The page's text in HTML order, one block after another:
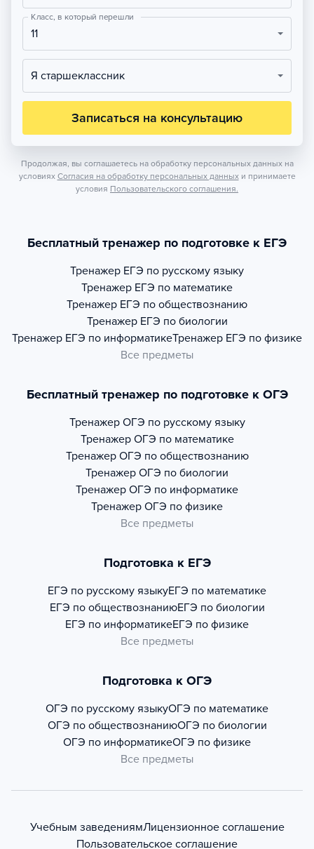
Класс, в который перешли
11
Я старшеклассник
Записаться на консультацию
Продолжая, вы соглашаетесь на обработку персональных данных на
условиях Согласия на обработку персональных данных и принимаете
условия Пользовательского соглашения.
Бесплатный тренажер по подготовке к ЕГЭ
Тренажер ЕГЭ по русскому языку
Тренажер ЕГЭ по математике
Тренажер ЕГЭ по обществознанию
Тренажер ЕГЭ по биологии
Тренажер ЕГЭ по информатикеТренажер ЕГЭ по физике
Все предметы
Бесплатный тренажер по подготовке к ОГЭ
Тренажер ОГЭ по русскому языку
Тренажер ОГЭ по математике
Тренажер ОГЭ по обществознанию
Тренажер ОГЭ по биологии
Тренажер ОГЭ по информатике
Тренажер ОГЭ по физике
Все предметы
Подготовка к ЕГЭ
ЕГЭ по русскому языкуЕГЭ по математике
ЕГЭ по обществознаниюЕГЭ по биологии
ЕГЭ по информатикеЕГЭ по физике
Все предметы
Подготовка к ОГЭ
ОГЭ по русскому языкуОГЭ по математике
ОГЭ по обществознаниюОГЭ по биологии
ОГЭ по информатикеОГЭ по физике
Все предметы
Учебным заведениямЛицензионное соглашение
Пользовательское соглашение